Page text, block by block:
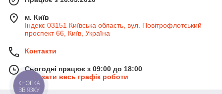
м. Київ
Індекс 03151 Київська область, вул. Повітрофлотський
проспект 66, Київ, Україна
Контакти
Сьогодні працює з 09:00 до 18:00
Показати весь графік роботи
КНОПКА
ЗВ'ЯЗКУ